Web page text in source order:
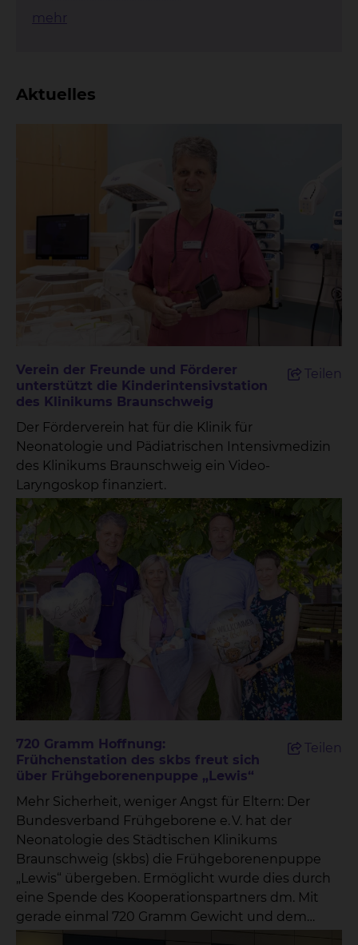
mehr
Aktuelles
Verein der Freunde und Förderer
unterstützt die Kinderintensivstation
des Klinikums Braunschweig
Teilen
Der Förderverein hat für die Klinik für
Neonatologie und Pädiatrischen Intensivmedizin
des Klinikums Braunschweig ein Video-
Laryngoskop finanziert.
720 Gramm Hoffnung:
Frühchenstation des skbs freut sich
über Frühgeborenenpuppe „Lewis“
Teilen
Mehr Sicherheit, weniger Angst für Eltern: Der
Bundesverband Frühgeborene e. V. hat der
Neonatologie des Städtischen Klinikums
Braunschweig (skbs) die Frühgeborenenpuppe
„Lewis“ übergeben. Ermöglicht wurde dies durch
eine Spende des Kooperationspartners dm. Mit
gerade einmal 720 Gramm Gewicht und dem
Entwicklungsstand der 28.